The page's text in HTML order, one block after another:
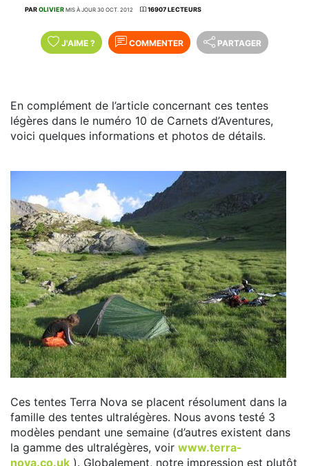
PAROLIVIER MIS À JOUR 30 OCT. 2012 16907 LECTEURS
J'AIME ? COMMENTER PARTAGER
En complément de l’article concernant ces tentes
légères dans le numéro 10 de Carnets d’Aventures,
voici quelques informations et photos de détails.
Ces tentes Terra Nova se placent résolument dans la
famille des tentes ultralégères. Nous avons testé 3
modèles pendant une semaine (d’autres existent dans
la gamme des ultralégères, voir www.terra-
nova.co.uk ). Globalement, notre impression est plutôt